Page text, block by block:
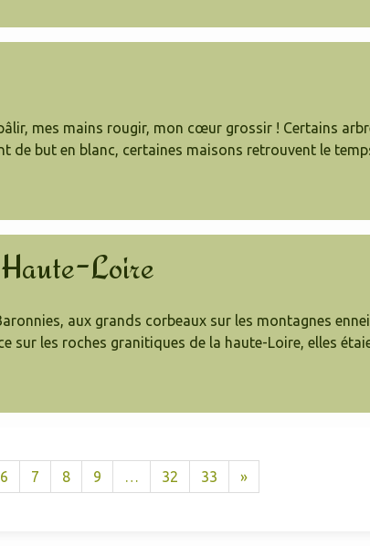
mes mains rougir, mon cœur grossir ! Certains
but en blanc, certaines maisons retrouvent le
Haute-Loire
aux grands corbeaux sur les montagnes
sur les roches granitiques de la haute-Loire, elles
6 7 8 9 … 32 33 »